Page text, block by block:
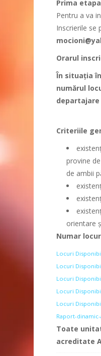
Prima etapa
Pentru a va
Inscrierile se
Orarul
În situaţia
numărul
Criteriile
provine
de ambii
orientare
Numar
Locuri
Locuri
Locuri
Locuri
Locuri
Raport-
Toate
acreditate